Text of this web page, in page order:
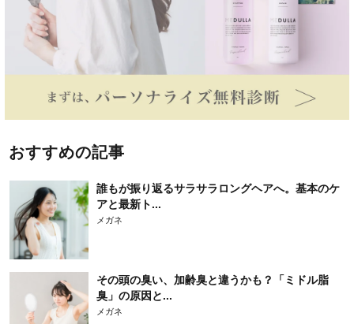
おすすめの記事
誰もが振り返るサラサラロングヘアへ。基本のケ
アと最新ト...
メガネ
その頭の臭い、加齢臭と違うかも？「ミドル脂
臭」の原因と...
メガネ